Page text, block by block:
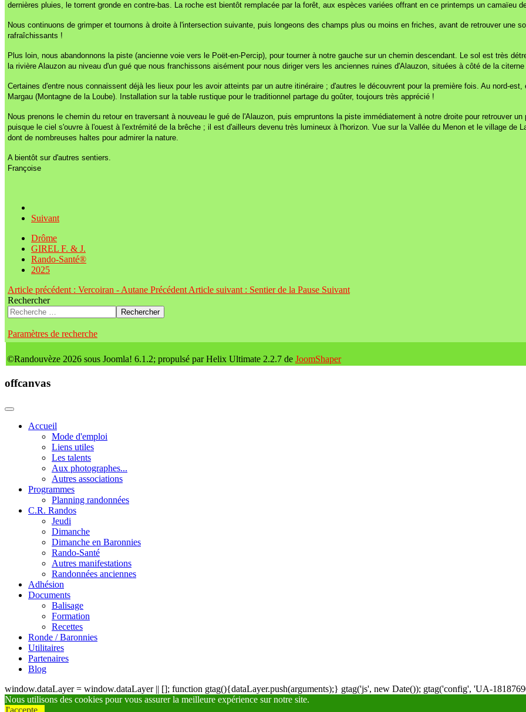
dernières pluies, le torrent gronde en contre-bas. La roche est bientôt remplacée par la forêt, aux espèces variées offrant en ce printemps un camaïeu
Nous continuons de grimper et tournons à droite à l'intersection suivante, puis longeons des champs plus ou moins en friches, avant de retrouver une
rafraîchissants !
Plus loin, nous abandonnons la piste (ancienne voie vers le Poët-en-Percip), pour tourner à notre gauche sur un chemin descendant. Le sol est très
la rivière Alauzon au niveau d'un gué que nous franchissons aisément pour nous diriger vers les anciennes ruines d'Alauzon, situées à côté de la
Certaines d'entre nous connaissent déjà les lieux pour les avoir atteints par un autre itinéraire ; d'autres le découvrent pour la première fois. Au nord-
Margau (Montagne de la Loube). Installation sur la table rustique pour le traditionnel partage du goûter, toujours très apprécié !
Nous prenons le chemin du retour en traversant à nouveau le gué de l'Alauzon, puis empruntons la piste immédiatement à notre droite pour retrouver
puisque le ciel s'ouvre à l'ouest à l'extrémité de la brêche ; il est d'ailleurs devenu très lumineux à l'horizon. Vue sur la Vallée du Menon et le village de
dont de nombreuses haltes pour admirer la nature.
A bientôt sur d'autres sentiers.
Françoise
Suivant
Drôme
GIREL F. & J.
Rando-Santé®
2025
Article précédent : Vercoiran - Autane Précédent Article suivant : Sentier de la Pause Suivant
Rechercher
Rechercher
Paramètres de recherche
©Randouvèze 2026 sous Joomla! 6.1.2; propulsé par Helix Ultimate 2.2.7 de JoomShaper
offcanvas
Accueil
Mode d'emploi
Liens utiles
Les talents
Aux photographes...
Autres associations
Programmes
Planning randonnées
C.R. Randos
Jeudi
Dimanche
Dimanche en Baronnies
Rando-Santé
Autres manifestations
Randonnées anciennes
Adhésion
Documents
Balisage
Formation
Recettes
Ronde / Baronnies
Utilitaires
Partenaires
Blog
window.dataLayer = window.dataLayer || []; function gtag(){dataLayer.push(arguments);} gtag('js', new Date()); gtag('config', 'UA-
Nous utilisons des cookies pour vous assurer la meilleure expérience sur notre site.
J'accepte...